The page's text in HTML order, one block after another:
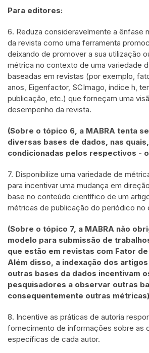
Para editores:
6. Reduza consideravelmente a ênfase
da revista como uma ferramenta
deixando de promover a sua utilização
métrica no contexto de uma variedade
baseadas em revistas (por exemplo,
anos, Eigenfactor, SCImago, índice h,
publicação, etc.) que forneçam uma
desempenho da revista.
(Sobre o tópico 6, a MABRA tenta
diversas bases de dados, nas
condicionadas pelos respectivos -
7. Disponibilize uma variedade de
para incentivar uma mudança em
base no conteúdo científico de um
métricas de publicação do periódico no
(Sobre o tópico 7, a MABRA não
modelo para submissão de
que estão em revistas com Fator de
Além disso, a indexação dos
outras bases da dados incentivam
pesquisadores a observar outras
consequentemente outras
8. Incentive as práticas de autoria
fornecimento de informações sobre as
específicas de cada autor.